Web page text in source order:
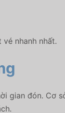
nhanh nhất.
gian đón. Cơ